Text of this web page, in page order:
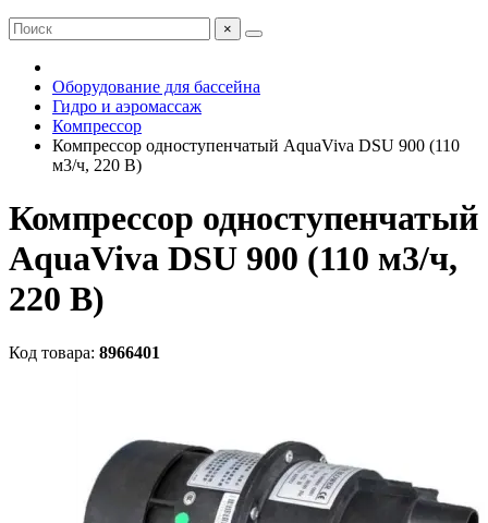
×
Оборудование для бассейна
Гидро и аэромассаж
Компрессор
Компрессор одноступенчатый AquaViva DSU 900 (110
м3/ч, 220 В)
Компрессор одноступенчатый
AquaViva DSU 900 (110 м3/ч,
220 В)
Код товара: 8966401